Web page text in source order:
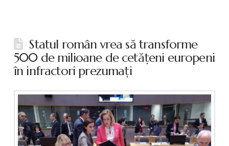
Statul român vrea să transforme
500 de milioane de cetăţeni europeni
în infractori prezumaţi